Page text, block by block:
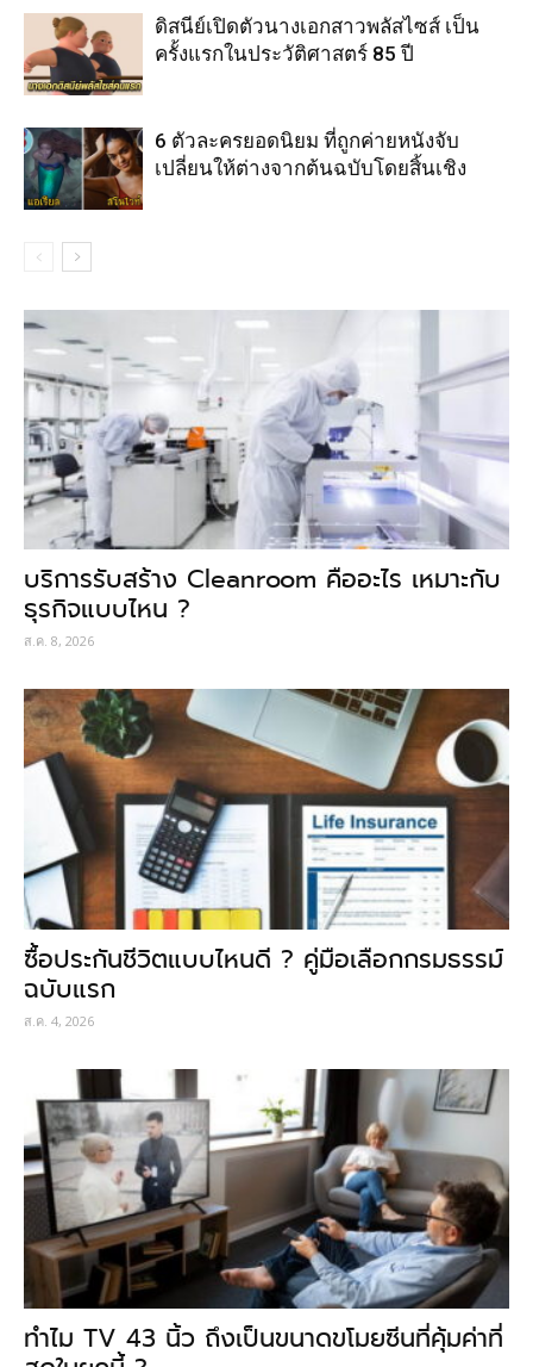
ดิสนีย์เปิดตัวนางเอกสาวพลัสไซส์ เป็น
ครั้งแรกในประวัติศาสตร์ 85 ปี
6 ตัวละครยอดนิยม ที่ถูกค่ายหนังจับ
เปลี่ยนให้ต่างจากต้นฉบับโดยสิ้นเชิง
บริการรับสร้าง Cleanroom คืออะไร เหมาะกับ
ธุรกิจแบบไหน ?
ส.ค. 8, 2026
ซื้อประกันชีวิตแบบไหนดี ? คู่มือเลือกกรมธรรม์
ฉบับแรก
ส.ค. 4, 2026
ทำไม TV 43 นิ้ว ถึงเป็นขนาดขโมยซีนที่คุ้มค่าที่